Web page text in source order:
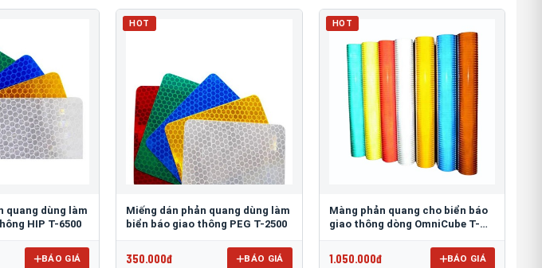
quang dùng làm
HIP T-6500
BÁO GIÁ
HOT
Miếng dán phản quang dùng làm
biển báo giao thông PEG T-2500
350.000đ BÁO GIÁ
HOT
Màng phản quang cho biển báo
giao thông dòng OmniCube T-
1.050.000đ BÁO GIÁ